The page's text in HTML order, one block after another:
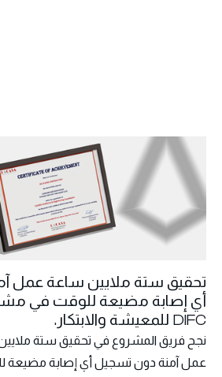
تحقيق ستة ملايين ساعة عمل
أي إصابة مضيعة للوقت في
DIFC للمعيشة والابتكار.
نجح فريق المشروع في تحقيق ستة
عمل آمنة دون تسجيل أي إصابة مضيعة